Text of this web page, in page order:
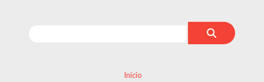
Inicio